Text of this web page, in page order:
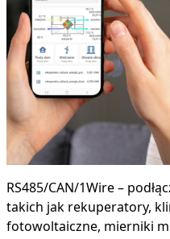
RS485/CAN/1Wire –
takich jak rekuperatory,
fotowoltaiczne, mierniki